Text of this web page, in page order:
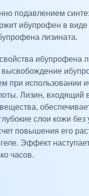
подавлением
ибупрофен в виде
лизината.
ибупрофена
высвобождение
при использовании
Лизин, входящий
слои кожи
повышения его
Эффект
часов.